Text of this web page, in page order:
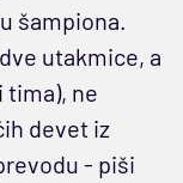
šampiona.
utakmice, a
tima), ne
devet iz
- piši